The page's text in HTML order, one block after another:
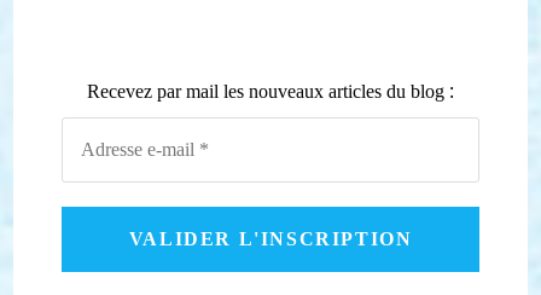
Recevez par mail les nouveaux articles du blog :